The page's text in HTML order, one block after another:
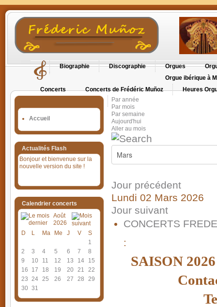
Biographie Discographie Orgues
Orgue ibérique à
Concerts
Concerts de Frédéric Muñoz
Heures
Accueil
Actualités Flash
Bonjour et bienvenue sur la
nouvelle version du site !
Calendrier concerts
Août
2026
D
L Ma Me J V
S
1
2
3 4 5 6 7
8
9
10 11 12 13 14
15
16
17 18 19 20 21
22
23 24 25 26 27 28
29
30 31
Par année
Par mois
Par semaine
Aujourd'hui
Aller au mois
Jour précédent
Lundi 02 Mars 2026
Jour suivant
CONCERTS
:
SAISON